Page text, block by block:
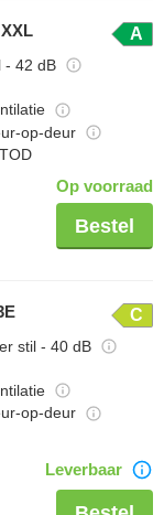
A
- 42 dB
op-deur
Op voorraad
Bestel
C
stil - 40 dB
op-deur
Leverbaar